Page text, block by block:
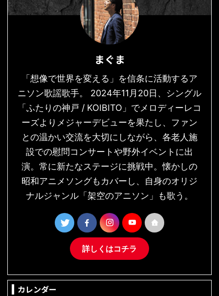
まぐま
「想像で世界を変える」を信条に活動するア
ニソン歌謡歌手。 2024年11月20日、シングル
「ふたりの神戸 / KOIBITO」でメロディーレコ
ーズよりメジャーデビューを果たし、ファン
との温かい交流を大切にしながら、各老人施
設での慰問コンサートや野外イベントに出
演。常に新たなステージに挑戦中。懐かしの
昭和アニメソングもカバーし、自身のオリジ
ナルジャンル「架空のアニソン」も歌う。
詳しくはコチラ
カレンダー